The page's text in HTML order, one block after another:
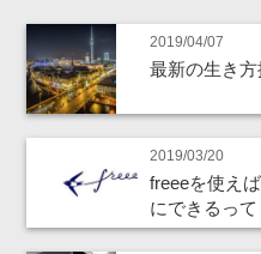
2019/04/07
最新の生き方
2019/03/20
freeeを使え
にできるって